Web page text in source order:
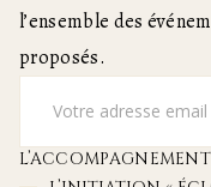
l’ensemble des
proposés.
L’ACCOMPAGNEMENT